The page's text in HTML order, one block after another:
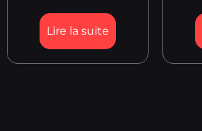
Lire la suite